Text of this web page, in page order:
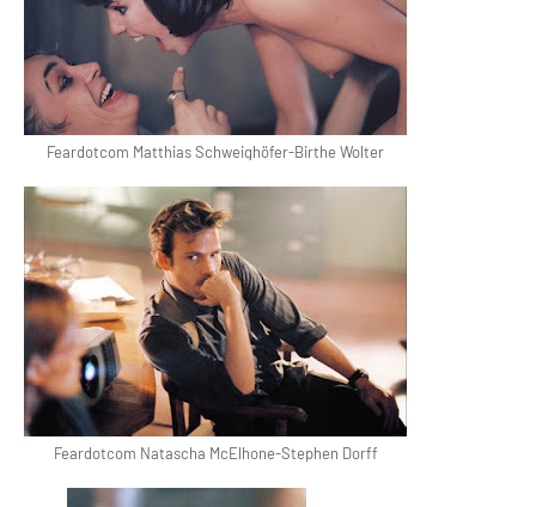
Feardotcom Matthias Schweighöfer-Birthe Wolter
Feardotcom Natascha McElhone-Stephen Dorff